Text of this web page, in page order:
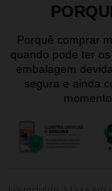
Porquê comprar
quando pode ter
embalagem
segura e ainda